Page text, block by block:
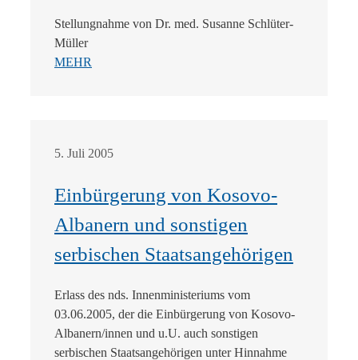
Stellungnahme von Dr. med. Susanne Schlüter-
Müller
MEHR
5. Juli 2005
Einbürgerung von Kosovo-
Albanern und sonstigen
serbischen Staatsangehörigen
Erlass des nds. Innenministeriums vom
03.06.2005, der die Einbürgerung von Kosovo-
Albanern/innen und u.U. auch sonstigen
serbischen Staatsangehörigen unter Hinnahme